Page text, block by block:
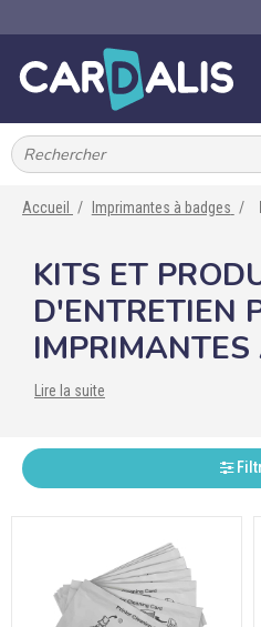
IMPRIMANTES À BADGES
PORTE-BADGE
TOUR DE COU
BRACELET
LECTEUR
PRODUITS PERSONNALISÉS
DÉSTOCKAGE
Accueil Imprimantes à badges
KITS ET
D'ENTRETIEN
Lire la suite